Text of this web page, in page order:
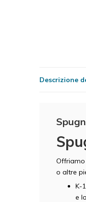
Descrizione
Offriamo
o altre
K-
e